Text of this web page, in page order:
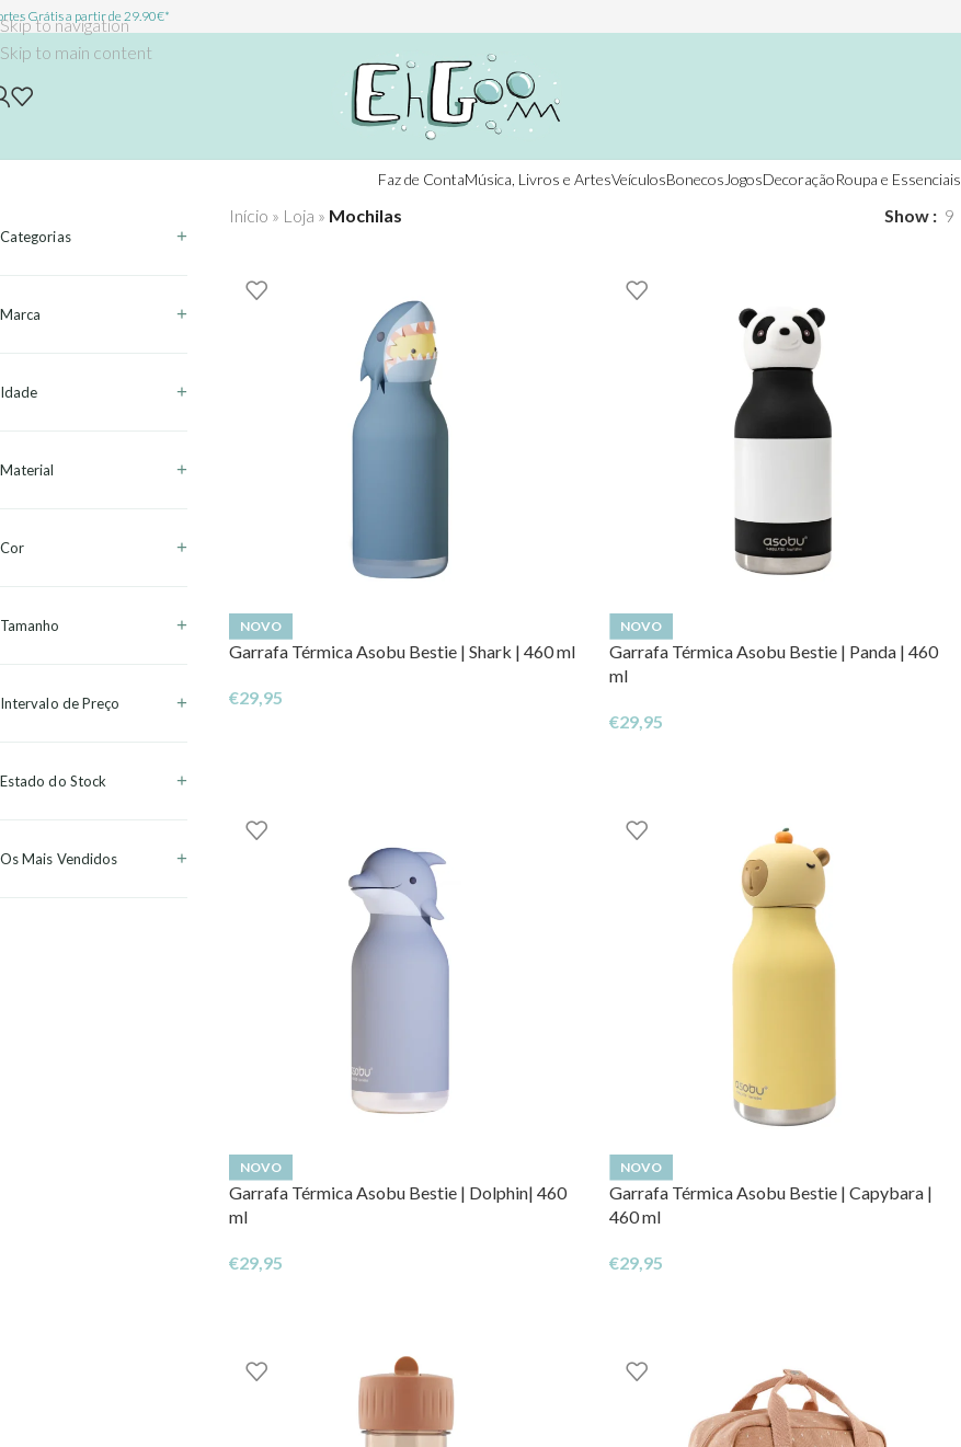
Skip to navigation
Skip to main content
Grátis a partir de 29.90€*
Faz de ContaMúsica, Livros e ArtesVeículosBonecos JogosDecoraçãoRoupa e Essenciais
Categorias
Marca
Idade
Material
Cor
Tamanho
Intervalo de Preço
Estado do Stock
Os Mais Vendidos
Início » Loja » Mochilas Show 9
NOVO
Garrafa Térmica Asobu Bestie | Shark | 460 ml
€29,95
NOVO
Garrafa Térmica Asobu Bestie | Panda | 460
ml
€29,95
NOVO
Garrafa Térmica Asobu Bestie | Dolphin| 460
ml
€29,95
NOVO
Garrafa Térmica Asobu Bestie | Capybara |
460 ml
€29,95